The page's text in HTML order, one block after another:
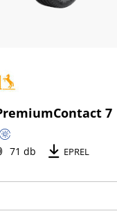
7
71 db EPREL